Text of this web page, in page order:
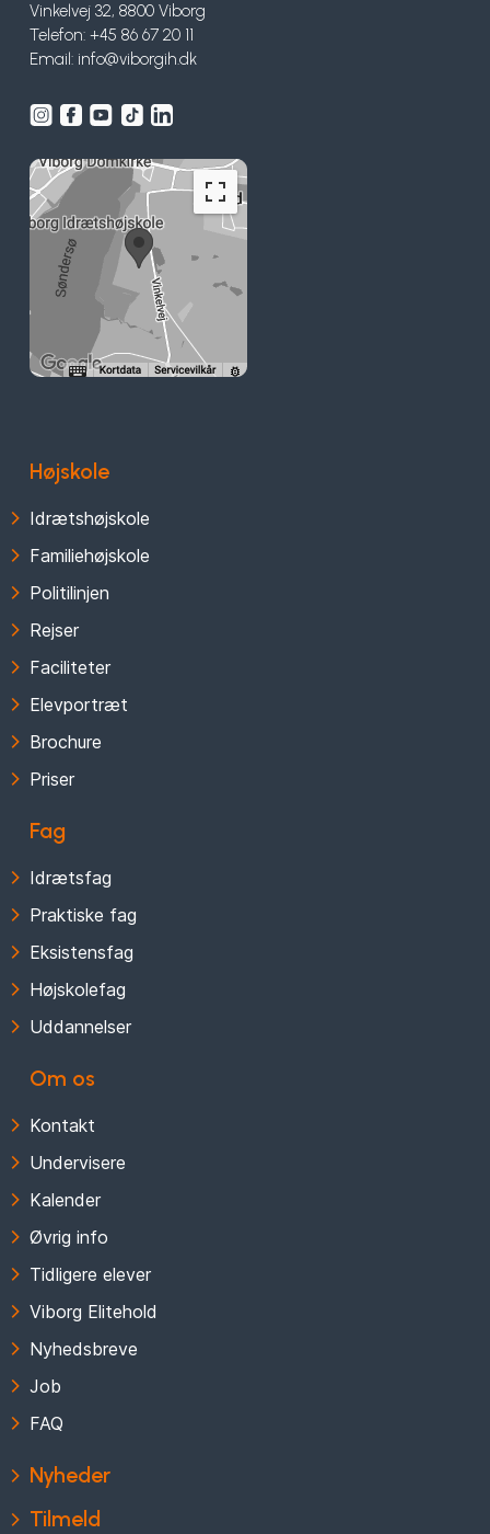
Vinkelvej 32, 8800 Viborg
Telefon: +45 86 67 20 11
Email: info@viborgih.dk
Højskole
Idrætshøjskole
Familiehøjskole
Politilinjen
Rejser
Faciliteter
Elevportræt
Brochure
Priser
Fag
Idrætsfag
Praktiske fag
Eksistensfag
Højskolefag
Uddannelser
Om os
Kontakt
Undervisere
Kalender
Øvrig info
Tidligere elever
Viborg Elitehold
Nyhedsbreve
Job
FAQ
Nyheder
Tilmeld